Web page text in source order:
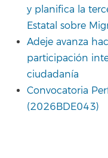
y planifica la
Estatal sobre
Adeje avanza
participación
ciudadanía
Convocatoria
(2026BDE043)